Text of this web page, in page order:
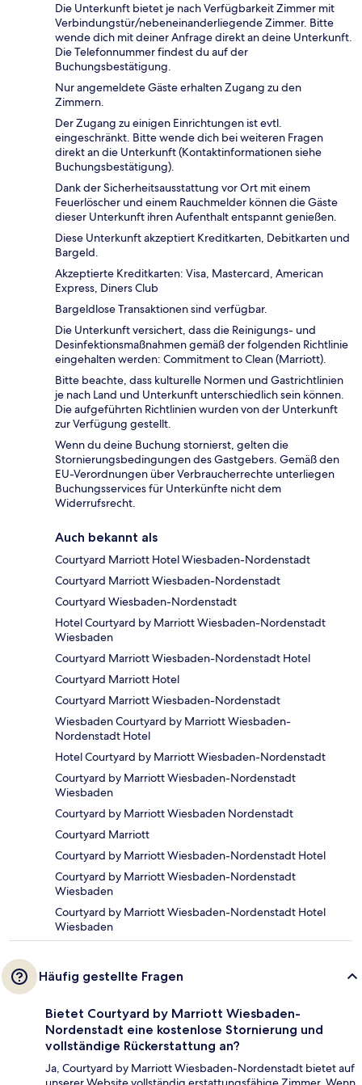
Die Unterkunft bietet je nach Verfügbarkeit Zimmer mit
Verbindungstür/nebeneinanderliegende Zimmer. Bitte
wende dich mit deiner Anfrage direkt an deine Unterkunft.
Die Telefonnummer findest du auf der
Buchungsbestätigung.
Nur angemeldete Gäste erhalten Zugang zu den
Zimmern.
Der Zugang zu einigen Einrichtungen ist evtl.
eingeschränkt. Bitte wende dich bei weiteren Fragen
direkt an die Unterkunft (Kontaktinformationen siehe
Buchungsbestätigung).
Dank der Sicherheitsausstattung vor Ort mit einem
Feuerlöscher und einem Rauchmelder können die Gäste
dieser Unterkunft ihren Aufenthalt entspannt genießen.
Diese Unterkunft akzeptiert Kreditkarten, Debitkarten und
Bargeld.
Akzeptierte Kreditkarten: Visa, Mastercard, American
Express, Diners Club
Bargeldlose Transaktionen sind verfügbar.
Die Unterkunft versichert, dass die Reinigungs- und
Desinfektionsmaßnahmen gemäß der folgenden Richtlinie
eingehalten werden: Commitment to Clean (Marriott).
Bitte beachte, dass kulturelle Normen und Gastrichtlinien
je nach Land und Unterkunft unterschiedlich sein können.
Die aufgeführten Richtlinien wurden von der Unterkunft
zur Verfügung gestellt.
Wenn du deine Buchung stornierst, gelten die
Stornierungsbedingungen des Gastgebers. Gemäß den
EU-Verordnungen über Verbraucherrechte unterliegen
Buchungsservices für Unterkünfte nicht dem
Widerrufsrecht.
Auch bekannt als
Courtyard Marriott Hotel Wiesbaden-Nordenstadt
Courtyard Marriott Wiesbaden-Nordenstadt
Courtyard Wiesbaden-Nordenstadt
Hotel Courtyard by Marriott Wiesbaden-Nordenstadt
Wiesbaden
Courtyard Marriott Wiesbaden-Nordenstadt Hotel
Courtyard Marriott Hotel
Courtyard Marriott Wiesbaden-Nordenstadt
Wiesbaden Courtyard by Marriott Wiesbaden-
Nordenstadt Hotel
Hotel Courtyard by Marriott Wiesbaden-Nordenstadt
Courtyard by Marriott Wiesbaden-Nordenstadt
Wiesbaden
Courtyard by Marriott Wiesbaden Nordenstadt
Courtyard Marriott
Courtyard by Marriott Wiesbaden-Nordenstadt Hotel
Courtyard by Marriott Wiesbaden-Nordenstadt
Wiesbaden
Courtyard by Marriott Wiesbaden-Nordenstadt Hotel
Wiesbaden
Häufig gestellte Fragen
Bietet Courtyard by Marriott Wiesbaden-
Nordenstadt eine kostenlose Stornierung und
vollständige Rückerstattung an?
Ja, Courtyard by Marriott Wiesbaden-Nordenstadt bietet auf